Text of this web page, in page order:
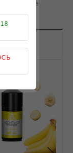
и другие